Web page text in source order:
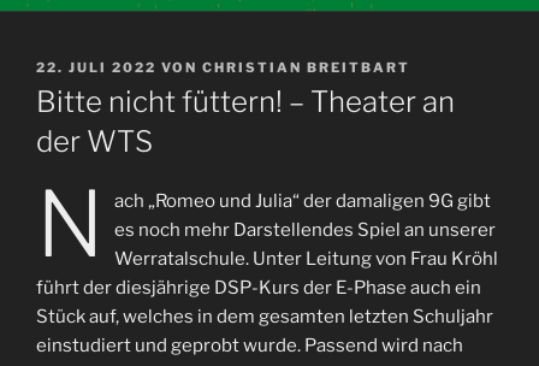
VERÖFFENTLICHT
AM
22. JULI 2022 VON CHRISTIAN BREITBART
Bitte nicht füttern! – Theater an
der WTS
N
ach „Romeo und Julia“ der damaligen 9G gibt
es noch mehr Darstellendes Spiel an unserer
Werratalschule. Unter Leitung von Frau Kröhl
führt der diesjährige DSP-Kurs der E-Phase auch ein
Stück auf, welches in dem gesamten letzten Schuljahr
einstudiert und geprobt wurde. Passend wird nach